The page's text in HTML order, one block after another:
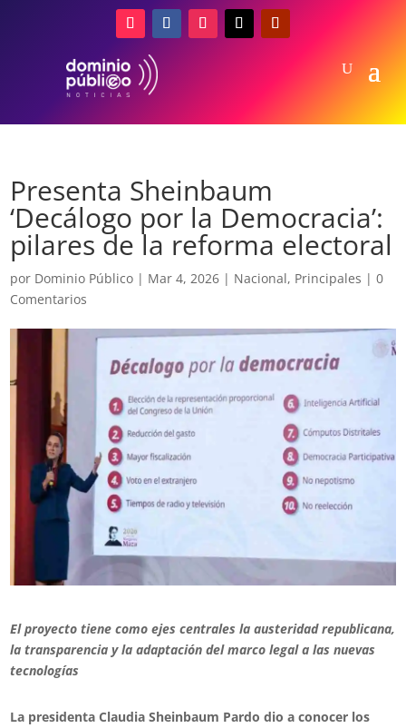
Presenta Sheinbaum
‘Decálogo por la Democracia’:
pilares de la reforma electoral
por Dominio Público | Mar 4, 2026 | Nacional, Principales |0
Comentarios
El proyecto tiene como ejes centrales la austeridad republicana,
la transparencia y la adaptación del marco legal a las nuevas
tecnologías
La presidenta Claudia Sheinbaum Pardo dio a conocer los